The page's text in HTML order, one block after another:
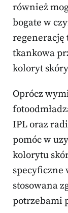
również
bogate w
regenerację
tkankowa
koloryt
Oprócz
IPL oraz
pomóc w
kolorytu
specyficzne
stosowana
potrzebami